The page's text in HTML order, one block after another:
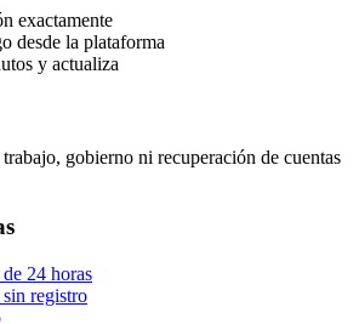
exactamente
desde la plataforma
y actualiza
gobierno ni recuperación de cuentas
24 horas
registro